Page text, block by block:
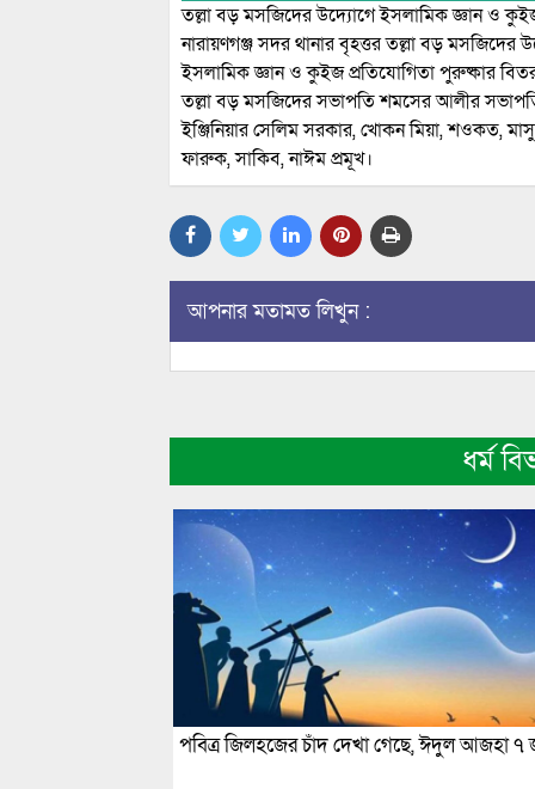
তল্লা বড় মসজিদের উদ্যোগে ইসলামিক জ্ঞান ও
নারায়ণগঞ্জ সদর থানার বৃহত্তর তল্লা বড় মসজিদের
ইসলামিক জ্ঞান ও কুইজ প্রতিযোগিতা পুরুষ্কার
তল্লা বড় মসজিদের সভাপতি শমসের আলীর
ইঞ্জিনিয়ার সেলিম সরকার, খোকন মিয়া, শওকত,
ফারুক, সাকিব, নাঈম প্রমূখ।
আপনার মতামত লিখুন :
ধর্ম
পবিত্র জিলহজের চাঁদ দেখা গেছে, ঈদুল আজহা ৭